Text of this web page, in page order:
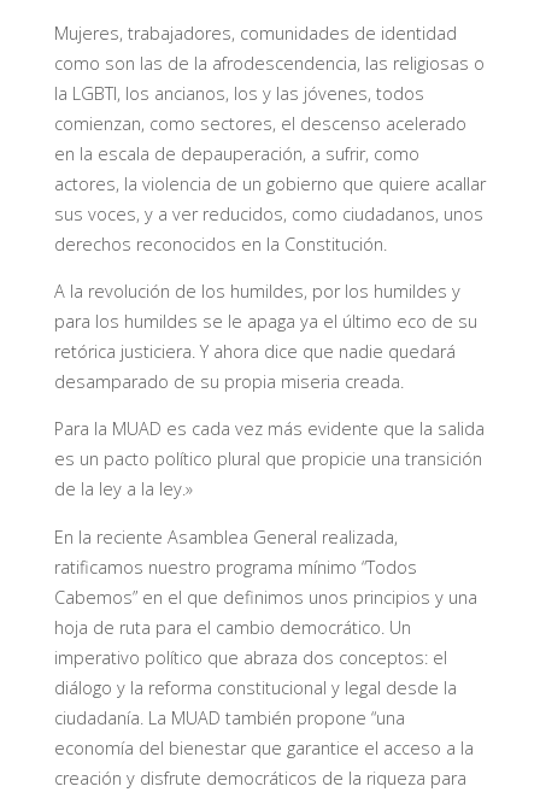
Mujeres, trabajadores, comunidades de identidad
como son las de la afrodescendencia, las religiosas o
la LGBTI, los ancianos, los y las jóvenes, todos
comienzan, como sectores, el descenso acelerado
en la escala de depauperación, a sufrir, como
actores, la violencia de un gobierno que quiere acallar
sus voces, y a ver reducidos, como ciudadanos, unos
derechos reconocidos en la Constitución.
A la revolución de los humildes, por los humildes y
para los humildes se le apaga ya el último eco de su
retórica justiciera. Y ahora dice que nadie quedará
desamparado de su propia miseria creada.
Para la MUAD es cada vez más evidente que la salida
es un pacto político plural que propicie una transición
de la ley a la ley.»
En la reciente Asamblea General realizada,
ratificamos nuestro programa mínimo “Todos
Cabemos” en el que definimos unos principios y una
hoja de ruta para el cambio democrático. Un
imperativo político que abraza dos conceptos: el
diálogo y la reforma constitucional y legal desde la
ciudadanía. La MUAD también propone “una
economía del bienestar que garantice el acceso a la
creación y disfrute democráticos de la riqueza para